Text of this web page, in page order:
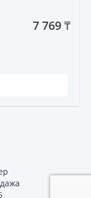
7 769 ₸